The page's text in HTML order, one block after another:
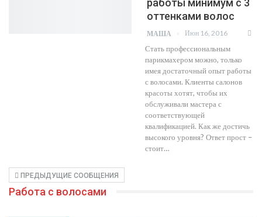
оттенками волос
МАША Июн 16, 2016
Стать профессиональным
парикмахером можно, только
имея достаточный опыт работы
с волосами. Клиенты салонов
красоты хотят, чтобы их
обслуживали мастера с
соответствующей
квалификацией. Как же достичь
высокого уровня? Ответ прост –
стоит…
ПРЕДЫДУЩИЕ СООБЩЕНИЯ
Работа с волосами